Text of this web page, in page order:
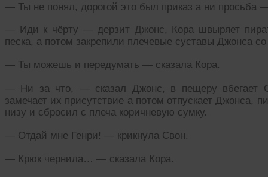
— Ты не понял, дорогой это был приказ а ни просьба
— Иди к чёрту — дерзит Джонс, Кора швыряет
песка, а потом закрепили плечевые суставы Джонса
— Ты можешь и передумать — сказала Кора.
— Ни за что, — сказал Джонс, в пещеру вбегает
замечает их присутствие а потом отпускает Джонса,
низу и сбросил с плеча коричневую сумку.
— Отдай мне Генри! — крикнула Свон.
— Крюк чернила… — сказала Кора.